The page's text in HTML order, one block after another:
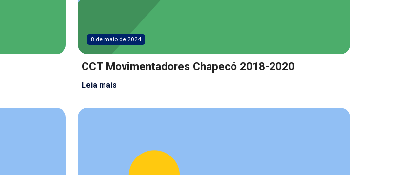
8 de maio de 2024
CCT Movimentadores Chapecó 2018-2020
Leia mais